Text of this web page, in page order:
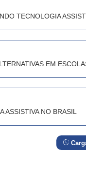
TECNOLOGIA
EM
ASSISTIVA NO BRASIL